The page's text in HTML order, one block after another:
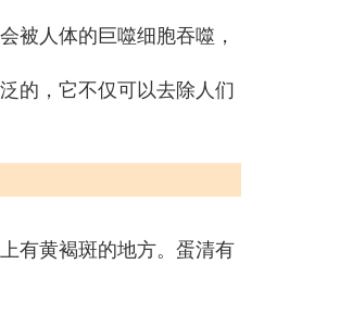
被人体的巨噬细胞吞噬，
的，它不仅可以去除人们
有黄褐斑的地方。蛋清有